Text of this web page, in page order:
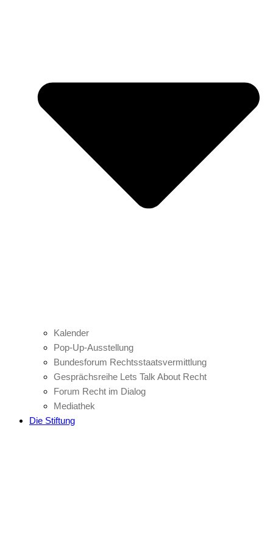
Kalender
Pop-Up-Ausstellung
Bundesforum Rechtsstaatsvermittlung
Gesprächsreihe Lets Talk About Recht
Forum Recht im Dialog
Mediathek
Die Stiftung